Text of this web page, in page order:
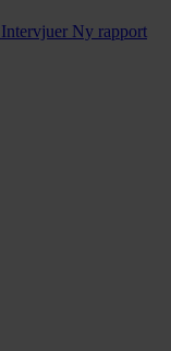
Intervjuer Ny rapport